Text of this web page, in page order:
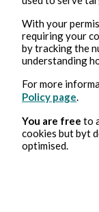
contre les
l’avait
lorsqu’elle
Elle se sentait
éprouvait des
que de
esprit.
Elora posa
La réunion
With your
requiring your
by tracking the
understanding
For more
Policy page
You are free to
cookies but byt
optimised.